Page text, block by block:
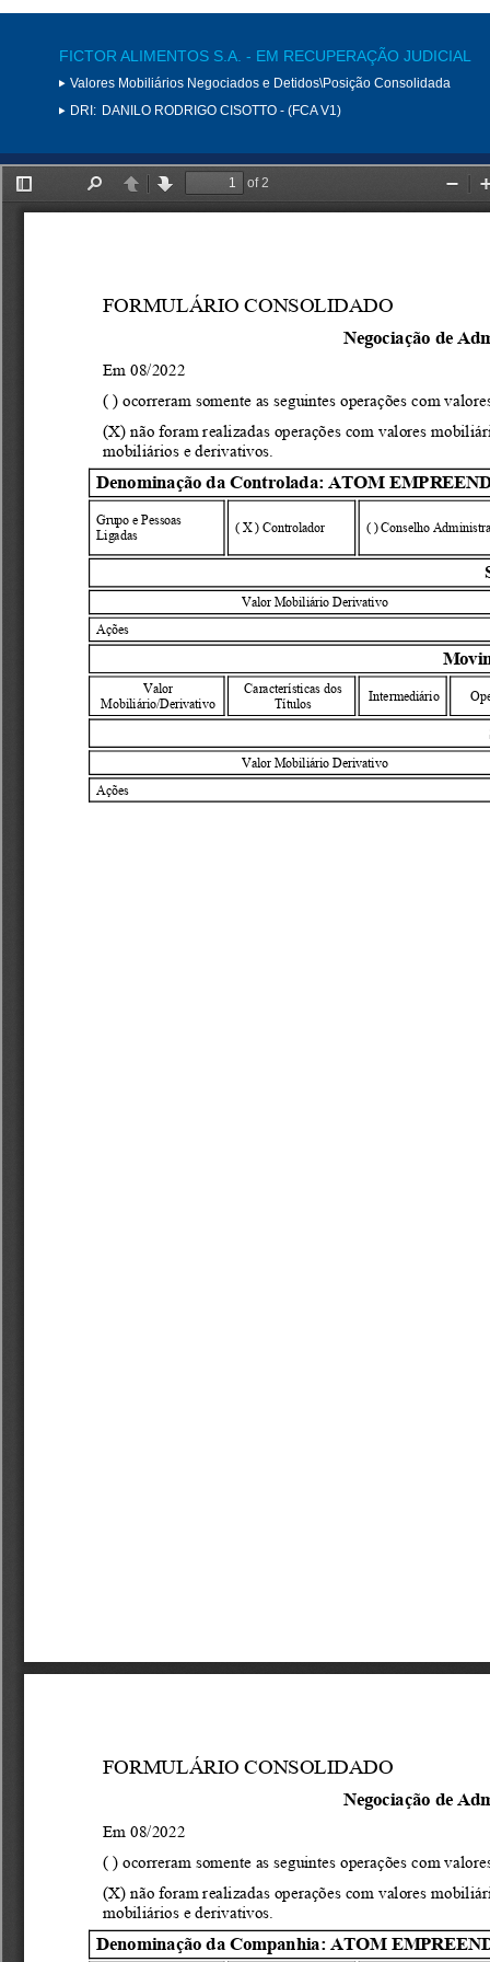
FICTOR ALIMENTOS S.A. - EM RECUPERAÇÃO JUDICIAL
Valores Mobiliários Negociados e Detidos\Posição Consolidada
DRI: DANILO RODRIGO CISOTTO - (FCA V1)